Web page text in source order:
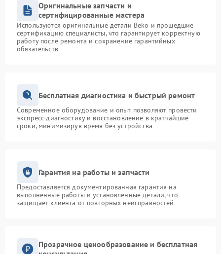
Оригинальные запчасти и
сертифицированные мастера
Используются оригинальные детали Beko и прошедшие
сертификацию специалисты, что гарантирует корректную
работу после ремонта и сохранение гарантийных
обязательств
Бесплатная диагностика и быстрый ремонт
Современное оборудование и опыт позволяют провести
экспресс-диагностику и восстановление в кратчайшие
сроки, минимизируя время без устройства
Гарантия на работы и запчасти
Предоставляется документированная гарантия на
выполненные работы и установленные детали, что
защищает клиента от повторных неисправностей
Прозрачное ценообразование и бесплатная